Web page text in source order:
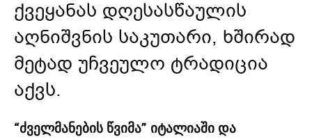
ქვეყანას დღესასწაულის
აღნიშვნის საკუთარი, ხშირად
მეტად უჩვეულო ტრადიცია
აქვს.
“ძველმანების წვიმა” იტალიაში და